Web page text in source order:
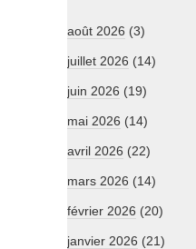
août 2026 (3)
juillet 2026 (14)
juin 2026 (19)
mai 2026 (14)
avril 2026 (22)
mars 2026 (14)
février 2026 (20)
janvier 2026 (21)